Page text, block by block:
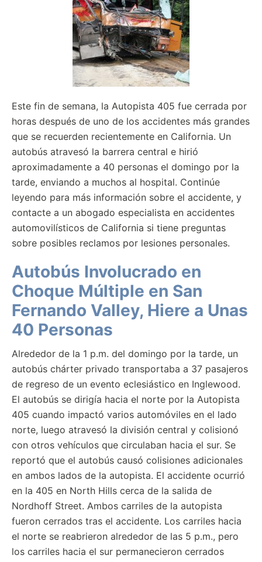
Este fin de semana, la Autopista 405 fue cerrada por
horas después de uno de los accidentes más grandes
que se recuerden recientemente en California. Un
autobús atravesó la barrera central e hirió
aproximadamente a 40 personas el domingo por la
tarde, enviando a muchos al hospital. Continúe
leyendo para más información sobre el accidente, y
contacte a un abogado especialista en accidentes
automovilísticos de California si tiene preguntas
sobre posibles reclamos por lesiones personales.
Autobús Involucrado en
Choque Múltiple en San
Fernando Valley, Hiere a Unas
40 Personas
Alrededor de la 1 p.m. del domingo por la tarde, un
autobús chárter privado transportaba a 37 pasajeros
de regreso de un evento eclesiástico en Inglewood.
El autobús se dirigía hacia el norte por la Autopista
405 cuando impactó varios automóviles en el lado
norte, luego atravesó la división central y colisionó
con otros vehículos que circulaban hacia el sur. Se
reportó que el autobús causó colisiones adicionales
en ambos lados de la autopista. El accidente ocurrió
en la 405 en North Hills cerca de la salida de
Nordhoff Street. Ambos carriles de la autopista
fueron cerrados tras el accidente. Los carriles hacia
el norte se reabrieron alrededor de las 5 p.m., pero
los carriles hacia el sur permanecieron cerrados